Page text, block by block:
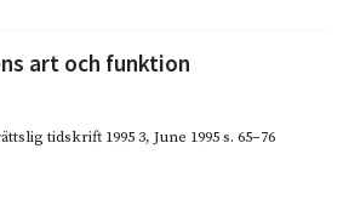
art och funktion
tidskrift 1995 3, June 1995s. 65–76